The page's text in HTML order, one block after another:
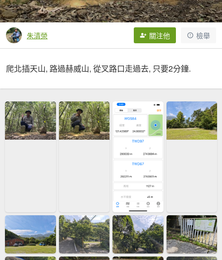
朱清榮 關注他 檢舉
爬北插天山, 路過赫威山, 從叉路口走過去, 只要2分鐘.